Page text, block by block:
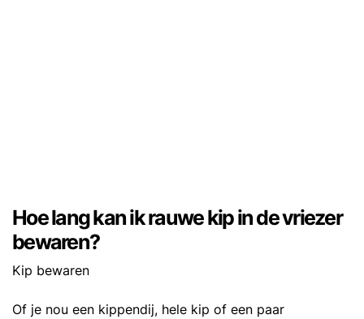
Hoe lang kan ik rauwe kip in de vriezer
bewaren?
Kip bewaren
Of je nou een kippendij, hele kip of een paar